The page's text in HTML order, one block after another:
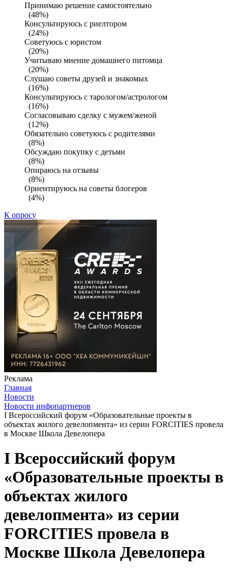
Принимаю решение самостоятельно
(48%)
Консультируюсь с риелтором
(24%)
Советуюсь с юристом
(20%)
Учитываю мнение домашнего питомца
(20%)
Слушаю советы друзей и знакомых
(16%)
Консультируюсь с тарологом/астрологом
(16%)
Согласовываю сделку с мужем/женой
(12%)
Обязательно советуюсь с родителями
(8%)
Обсуждаю покупку с детьми
(8%)
Опираюсь на отзывы
(8%)
Ориентируюсь на советы блогеров
(4%)
К опросу
Реклама
Главная
Новости
Новости инфопартнеров
I Всероссийский форум «Образовательные проекты в
объектах жилого девелопмента» из серии FORCITIES провела
в Москве Школа Девелопера
I Всероссийский форум
«Образовательные проекты в
объектах жилого
девелопмента» из серии
FORCITIES провела в
Москве Школа Девелопера